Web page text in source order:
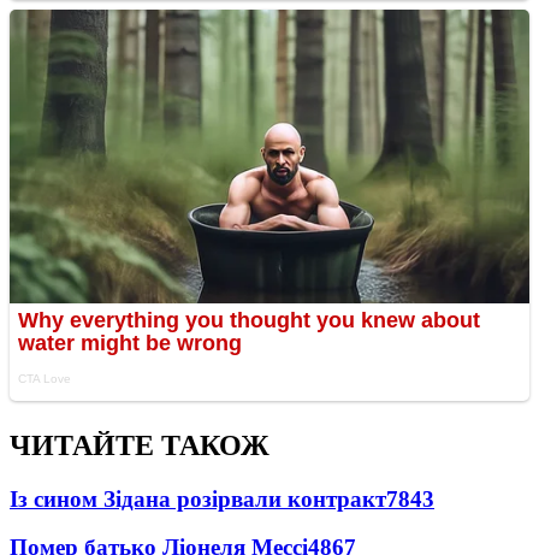
ЧИТАЙТЕ ТАКОЖ
Із сином Зідана розірвали контракт7843
Помер батько Ліонеля Мессі4867